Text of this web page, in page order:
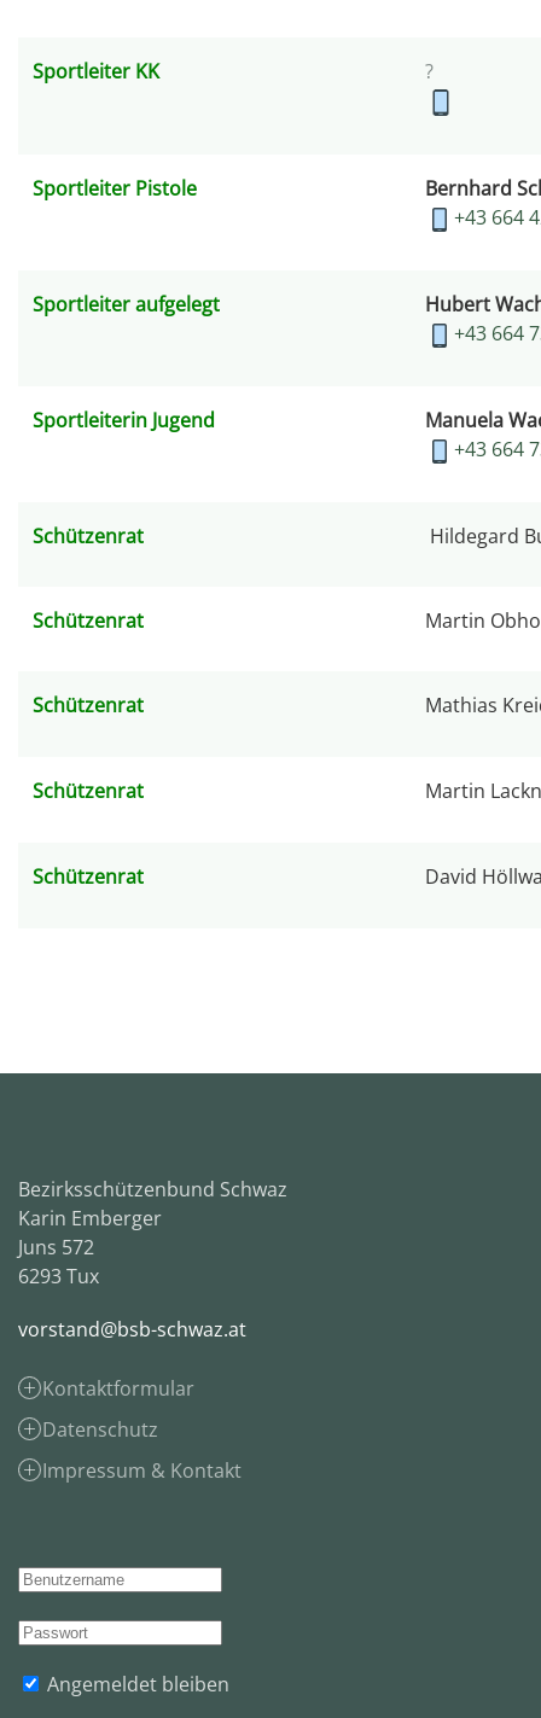
Sportleiter KK ?
Sportleiter Pistole
Bernhard
+43 664
Sportleiter aufgelegt
Hubert
+43 664
Sportleiterin Jugend
Manuela
+43 664
Schützenrat Hildegard
Schützenrat Martin
Schützenrat Mathias
Schützenrat Martin
Schützenrat David
Bezirksschützenbund Schwaz
Karin Emberger
Juns 572
6293 Tux
vorstand@bsb-schwaz.at
Kontaktformular
Datenschutz
Impressum & Kontakt
Angemeldet bleiben